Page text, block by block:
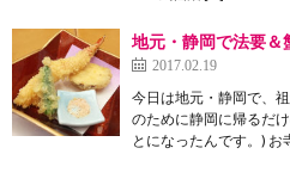
地元・静岡で法要＆
2017.02.19
今日は地元・静岡で、
のために静岡に帰るだ
とになったんです。)